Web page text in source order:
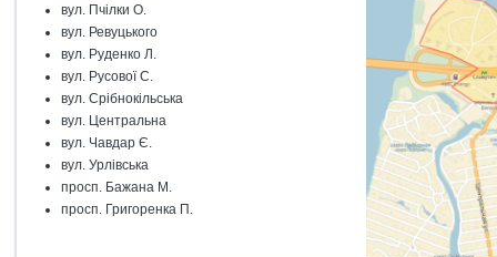
вул. Пчілки О.
вул. Ревуцького
вул. Руденко Л.
вул. Русової С.
вул. Срібнокільська
вул. Центральна
вул. Чавдар Є.
вул. Урлівська
просп. Бажана М.
просп. Григоренка П.